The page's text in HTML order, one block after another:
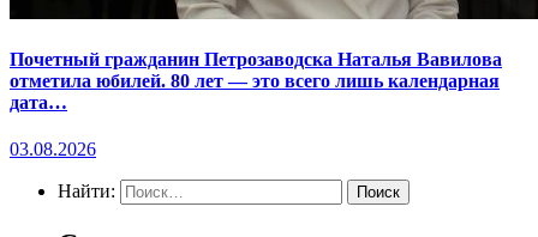
Почетный гражданин Петрозаводска Наталья Вавилова
отметила юбилей. 80 лет — это всего лишь календарная
дата…
03.08.2026
Найти: